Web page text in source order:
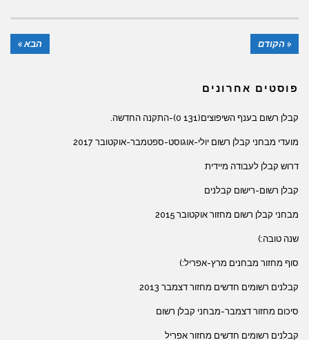
« הקודם הבא »
פוסטים אחרונים
קבלן רשום בענף השיפוצים(131 0)-התקנה החדשה.
מועדי מבחני קבלן רשום יולי-אוגוסט-ספטמבר-אוקטובר 2017
דרוש קבלן לעבודה מיידית
קבלן רשום-רישום קבלנים
מבחני קבלן רשום מחזור אוקטובר 2015
שנה טובה:)
סוף מחזור מבחנים מרץ-אפריל:)
קבלנים רשומים חדשים מחזור דצמבר 2013
סיכום מחזור דצמבר-מבחני קבלן רשום
קבלנים רשומים חדשים מחזור אפריל